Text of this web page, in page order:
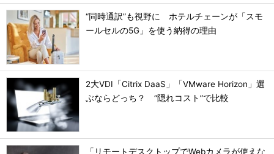
“同時通訳”も視野に ホテルチェーンが「スモ
ールセルの5G」を使う納得の理由
2大VDI「Citrix DaaS」「VMware Horizon」選
ぶならどっち？ “隠れコスト”で比較
「リモートデスクトップでWebカメラが使えな